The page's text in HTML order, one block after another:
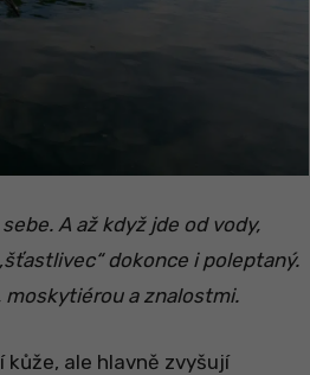
A až když jde od vody,
dokonce i poleptaný.
a znalostmi.
ale hlavně zvyšují